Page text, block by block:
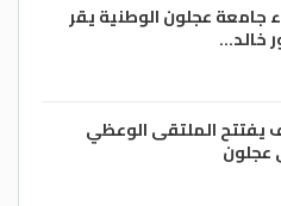
عجلون الوطنية يقر
خالد…
يفتتح الملتقى الوعظي
عجلون